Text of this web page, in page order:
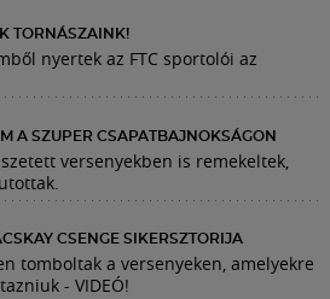
TORNÁSZAINK!
nyertek az FTC sportolói az
A SZUPER CSAPATBAJNOKSÁGON
versenyekben is remekeltek,
CSENGE SIKERSZTORIJA
tomboltak a versenyeken, amelyekre
- VIDEÓ!